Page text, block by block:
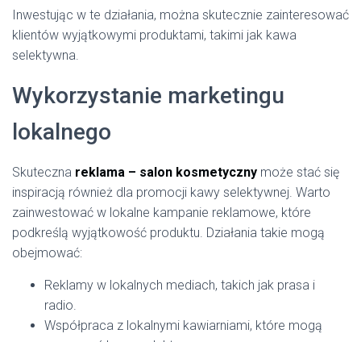
Inwestując w te działania, można skutecznie zainteresować
klientów wyjątkowymi produktami, takimi jak kawa
selektywna.
Wykorzystanie marketingu
lokalnego
Skuteczna reklama – salon kosmetyczny może stać się
inspiracją również dla promocji kawy selektywnej. Warto
zainwestować w lokalne kampanie reklamowe, które
podkreślą wyjątkowość produktu. Działania takie mogą
obejmować:
Reklamy w lokalnych mediach, takich jak prasa i
radio.
Współpraca z lokalnymi kawiarniami, które mogą